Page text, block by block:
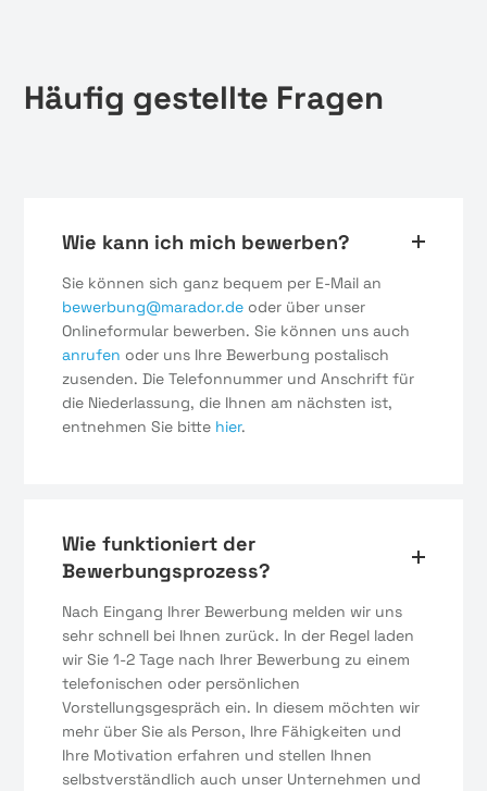
Häufig gestellte Fragen
Wie kann ich mich bewerben?
Sie können sich ganz bequem per E-Mail an
bewerbung@marador.de oder über unser
Onlineformular bewerben. Sie können uns auch
anrufen oder uns Ihre Bewerbung postalisch
zusenden. Die Telefonnummer und Anschrift für
die Niederlassung, die Ihnen am nächsten ist,
entnehmen Sie bitte hier.
Wie funktioniert der
Bewerbungsprozess?
Nach Eingang Ihrer Bewerbung melden wir uns
sehr schnell bei Ihnen zurück. In der Regel laden
wir Sie 1-2 Tage nach Ihrer Bewerbung zu einem
telefonischen oder persönlichen
Vorstellungsgespräch ein. In diesem möchten wir
mehr über Sie als Person, Ihre Fähigkeiten und
Ihre Motivation erfahren und stellen Ihnen
selbstverständlich auch unser Unternehmen und